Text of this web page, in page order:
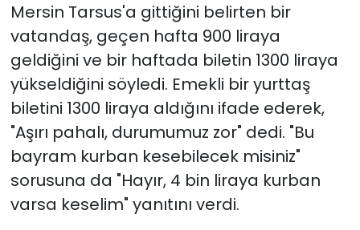
Mersin Tarsus'a gittiğini belirten bir
vatandaş, geçen hafta 900 liraya
geldiğini ve bir haftada biletin 1300 liraya
yükseldiğini söyledi. Emekli bir yurttaş
biletini 1300 liraya aldığını ifade ederek,
"Aşırı pahalı, durumumuz zor" dedi. "Bu
bayram kurban kesebilecek misiniz"
sorusuna da "Hayır, 4 bin liraya kurban
varsa keselim" yanıtını verdi.